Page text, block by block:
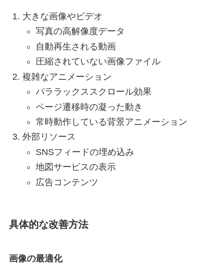
大きな画像やビデオ
写真の高解像度データ
自動再生される動画
圧縮されていない画像ファイル
複雑なアニメーション
パララックススクロール効果
ページ遷移時の凝った動き
常時動作している背景アニメーション
外部リソース
SNSフィードの埋め込み
地図サービスの表示
広告コンテンツ
具体的な改善方法
画像の最適化